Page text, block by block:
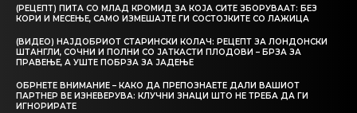
(РЕЦЕПТ) ПИТА СО МЛАД КРОМИД ЗА КОЈА СИТЕ ЗБОРУВААТ: БЕЗ
КОРИ И МЕСЕЊЕ, САМО ИЗМЕШАЈТЕ ГИ СОСТОЈКИТЕ СО ЛАЖИЦА
(ВИДЕО) НАЈДОБРИОТ СТАРИНСКИ КОЛАЧ: РЕЦЕПТ ЗА ЛОНДОНСКИ
ШТАНГЛИ, СОЧНИ И ПОЛНИ СО ЈАТКАСТИ ПЛОДОВИ – БРЗА ЗА
ПРАВЕЊЕ, А УШТЕ ПОБРЗА ЗА ЈАДЕЊЕ
ОБРНЕТЕ ВНИМАНИЕ – КАКО ДА ПРЕПОЗНАЕТЕ ДАЛИ ВАШИОТ
ПАРТНЕР ВЕ ИЗНЕВЕРУВА: КЛУЧНИ ЗНАЦИ ШТО НЕ ТРЕБА ДА ГИ
ИГНОРИРАТЕ